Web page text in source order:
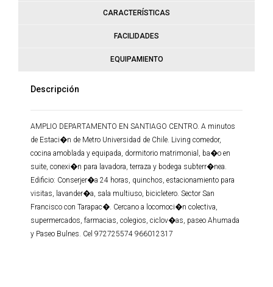
CARACTERÍSTICAS
FACILIDADES
EQUIPAMIENTO
Descripción
AMPLIO DEPARTAMENTO EN SANTIAGO CENTRO. A minutos
de Estaci�n de Metro Universidad de Chile. Living comedor,
cocina amoblada y equipada, dormitorio matrimonial, ba�o en
suite, conexi�n para lavadora, terraza y bodega subterr�nea.
Edificio: Conserjer�a 24 horas, quinchos, estacionamiento para
visitas, lavander�a, sala multiuso, bicicletero. Sector San
Francisco con Tarapac�. Cercano a locomoci�n colectiva,
supermercados, farmacias, colegios, ciclov�as, paseo Ahumada
y Paseo Bulnes. Cel 972725574 966012317